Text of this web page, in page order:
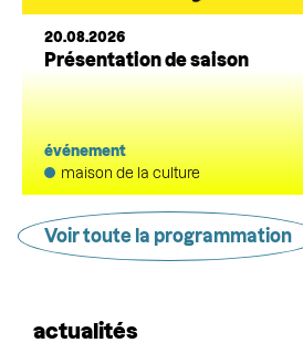
20.08.2026
Présentation de saison
événement
maison de la culture
Voir toute la programmation
actualités